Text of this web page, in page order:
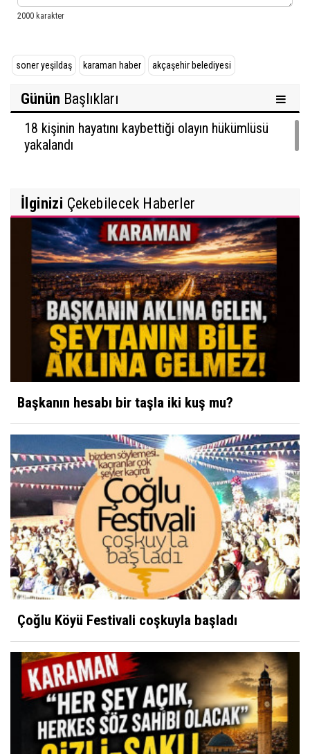
soner yeşildaş karaman haber akçaşehir belediyesi
Günün Başlıkları
18 kişinin hayatını kaybettiği olayın hükümlüsü
yakalandı
İlginizi Çekebilecek Haberler
Başkanın hesabı bir taşla iki kuş mu?
Çoğlu Köyü Festivali coşkuyla başladı